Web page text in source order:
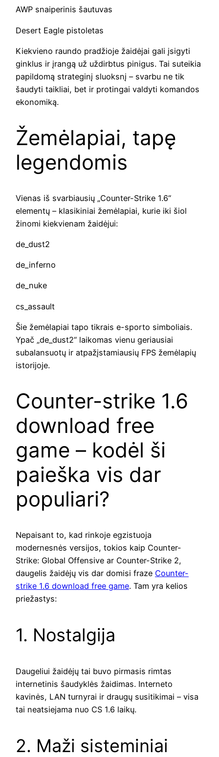
AWP snaiperinis šautuvas
Desert Eagle pistoletas
Kiekvieno raundo pradžioje žaidėjai gali įsigyti
ginklus ir įrangą už uždirbtus pinigus. Tai suteikia
papildomą strateginį sluoksnį – svarbu ne tik
šaudyti taikliai, bet ir protingai valdyti komandos
ekonomiką.
Žemėlapiai, tapę
legendomis
Vienas iš svarbiausių „Counter-Strike 1.6“
elementų – klasikiniai žemėlapiai, kurie iki šiol
žinomi kiekvienam žaidėjui:
de_dust2
de_inferno
de_nuke
cs_assault
Šie žemėlapiai tapo tikrais e-sporto simboliais.
Ypač „de_dust2“ laikomas vienu geriausiai
subalansuotų ir atpažįstamiausių FPS žemėlapių
istorijoje.
Counter-strike 1.6
download free
game – kodėl ši
paieška vis dar
populiari?
Nepaisant to, kad rinkoje egzistuoja
modernesnės versijos, tokios kaip Counter-
Strike: Global Offensive ar Counter-Strike 2,
daugelis žaidėjų vis dar domisi fraze Counter-
strike 1.6 download free game. Tam yra kelios
priežastys:
1. Nostalgija
Daugeliui žaidėjų tai buvo pirmasis rimtas
internetinis šaudyklės žaidimas. Interneto
kavinės, LAN turnyrai ir draugų susitikimai – visa
tai neatsiejama nuo CS 1.6 laikų.
2. Maži sisteminiai